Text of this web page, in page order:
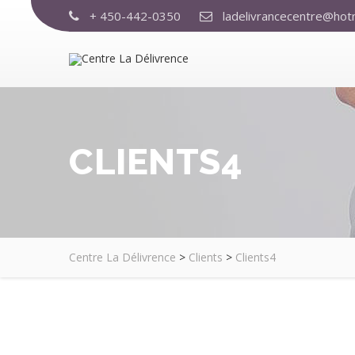
+ 450-442-0350
CLIENTS4
Centre La Délivrence > Clients > Clients4